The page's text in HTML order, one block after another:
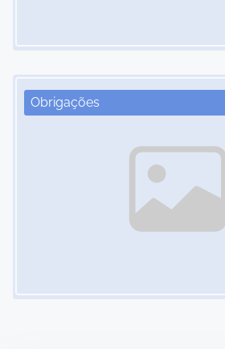
Obrigações